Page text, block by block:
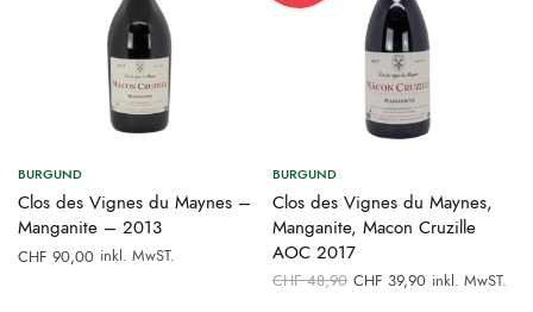
BURGUND
Clos des Vignes du Maynes –
Manganite – 2013
CHF 90,00 inkl. MwST.
BURGUND
Clos des Vignes du Maynes,
Manganite, Macon Cruzille
AOC 2017
CHF48,90 Ursprünglicher
Preis war:
CHF 39,90Aktueller
inkl. MwST.